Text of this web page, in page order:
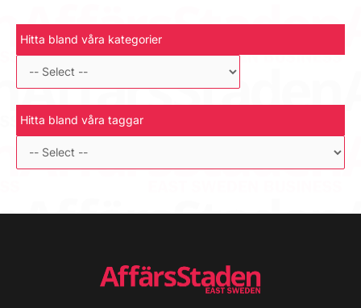
Hitta bland våra kategorier
Hitta bland våra taggar